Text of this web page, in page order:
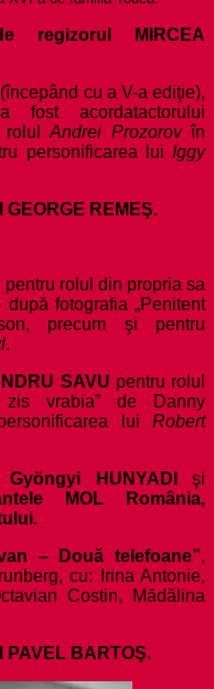
regizorul MIRCEA
(începând cu a V-a ediţie),
fost acordatactorului
rolul Andrei Prozorovîn
personificarea lui Iggy
REMEŞ.
pentru rolul din propria sa
fotografia „Penitent
precum şi pentru
.
SAVU pentru rolul
vrabia” de Danny
lui Robert
HUNYADI şi
MOL România,
– Două telefoane”,
cu: Irina Antonie,
Costin, Mădălina
BARTOŞ.